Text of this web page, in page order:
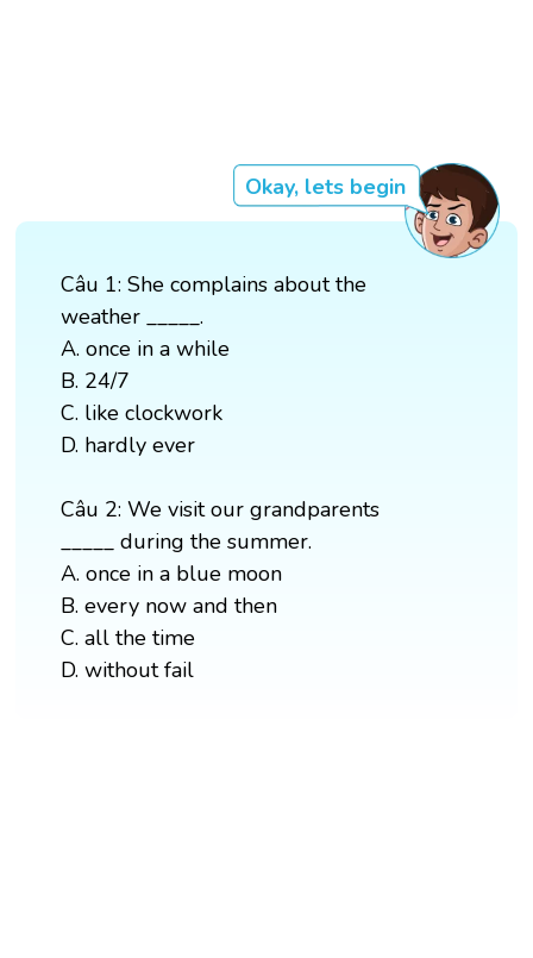
Okay, lets begin
Câu 1: She complains about the
weather _____.
A. once in a while
B. 24/7
C. like clockwork
D. hardly ever
Câu 2: We visit our grandparents
_____ during the summer.
A. once in a blue moon
B. every now and then
C. all the time
D. without fail